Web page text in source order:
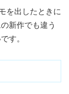
を出したときに
新作でも違う
す。